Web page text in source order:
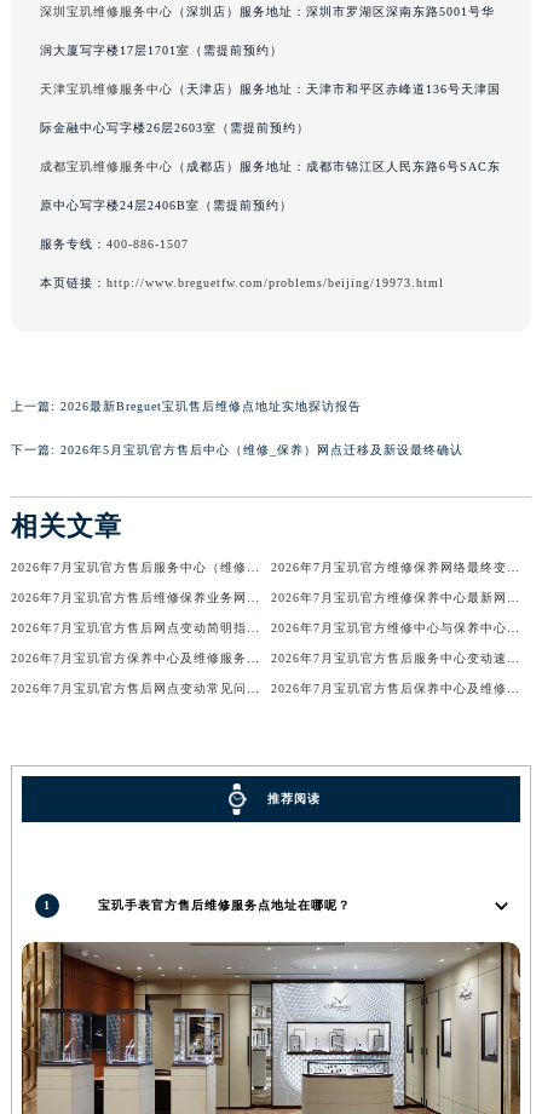
澳门特别行政区花王堂区大三巴商圈宝玑售后服务中心（需提前预约）
澳门省路氹城市金光大道宝玑售后服务中心（需提前预约）
广东省河源市源城区越王大道宝玑售后服务中心（需提前预约）
广东省揭阳市榕城进贤门步行街宝玑售后服务中心（需提前预约）
广东省梅州市梅江区金燕大道宝玑售后服务中心（需提前预约）
广东省清远市清城区湖西路宝玑售后服务中心（需提前预约）
广东省汕头市龙湖区长平路宝玑售后服务中心（需提前预约）
广东省云浮市云城区金山路宝玑售后服务中心（需提前预约）
广西壮族自治区北海市海城区北京路宝玑售后服务中心（需提前预约）
广西壮族自治区崇左市江州区石景林街道友谊大道与丽川路交汇处宝玑售后服务中心（需提前预约）
广西壮族自治区河池市金城江区金城江街道朝阳路宝玑售后服务中心（需提前预约）
深圳宝玑维修服务中心 （深圳店）服务地址：深圳市罗湖区深南东路5001号华
润大厦写字楼17层1701室（需提前预约）
天津宝玑维修服务中心 （天津店）服务地址：天津市和平区赤峰道136号天津国
际金融中心写字楼26层2603室（需提前预约）
成都宝玑维修服务中心 （成都店）服务地址：成都市锦江区人民东路6号SAC东
原中心写字楼24层2406B室（需提前预约）
服务专线： 400-886-1507
本页链接： http://www.breguetfw.com/problems/beijing/19973.html
上一篇: 2026最新Breguet宝玑售后维修点地址实地探访报告
下一篇: 2026年5月宝玑官方售后中心（维修_保养）网点迁移及新设最终确认
相关文章
2026年7月宝玑官方售后服务中心（维修保养）迁址及新开补充最终通告 2026年7月宝玑官方维修保养网络最终变动明细补充版（搬迁+新设）最终确认
2026年7月宝玑官方售后维修保养业务网点变更记录公告发布 2026年7月宝玑官方维修保养中心最新网点清单补充版（含迁址新开）
2026年7月宝玑官方售后网点变动简明指引补充修订（搬迁+新增） 2026年7月宝玑官方维修中心与保养中心网点变动全知道
2026年7月宝玑官方保养中心及维修服务点变动对照补充确认终稿文件 2026年7月宝玑官方售后服务中心变动速查（迁址+新增）
2026年7月宝玑官方售后网点变动常见问题解答（迁址及新增） 2026年7月宝玑官方售后保养中心及维修点最新分布情况（搬迁新开）
推荐阅读
1 宝玑手表官方售后维修服务点地址在哪呢？